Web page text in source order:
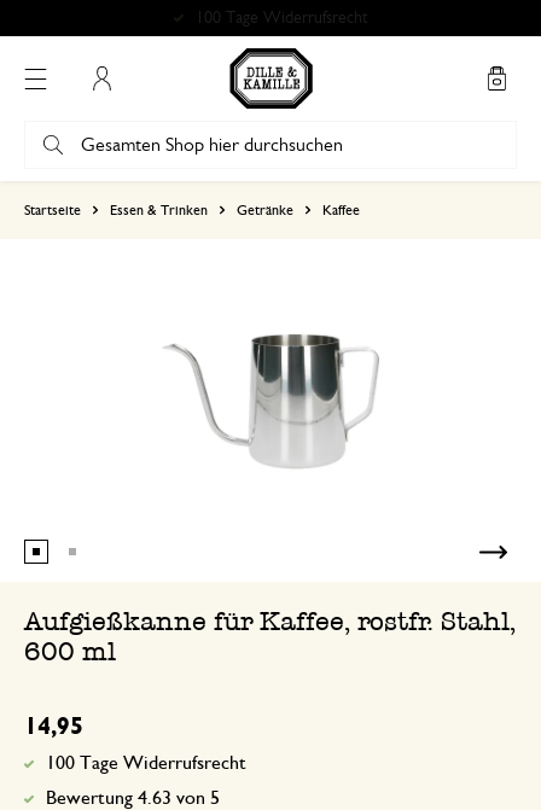
Bewertung 4.86 von 5
Startseite Essen & Trinken Getränke Kaffee
Aufgießkanne für Kaffee, rostfr. Stahl,
600 ml
14,95
100 Tage Widerrufsrecht
Bewertung 4.63 von 5